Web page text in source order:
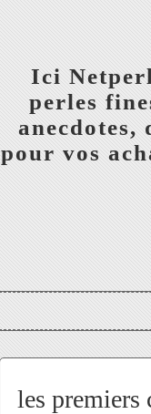
Ici
perles
anecdotes,
pour vos
les premiers